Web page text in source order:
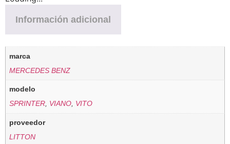
Información adicional
marca
MERCEDES BENZ
modelo
SPRINTER, VIANO, VITO
proveedor
LITTON